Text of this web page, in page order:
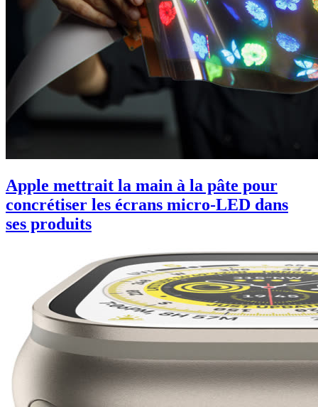
Apple mettrait la main à la pâte pour
concrétiser les écrans micro-LED dans
ses produits